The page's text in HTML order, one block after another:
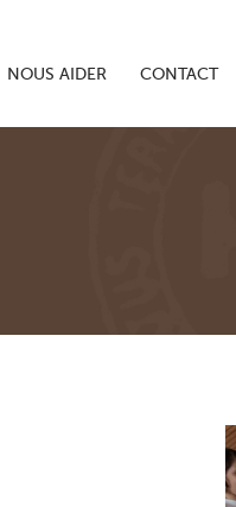
NOUS AIDER CONTACT